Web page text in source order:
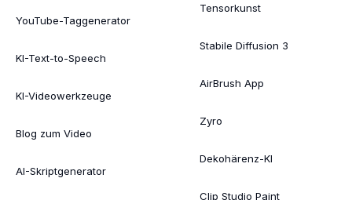
YouTube-Taggenerator
KI-Text-to-Speech
KI-Videowerkzeuge
Blog zum Video
AI-Skriptgenerator
Tensorkunst
Stabile Diffusion 3
AirBrush App
Zyro
Dekohärenz-KI
Clip Studio Paint